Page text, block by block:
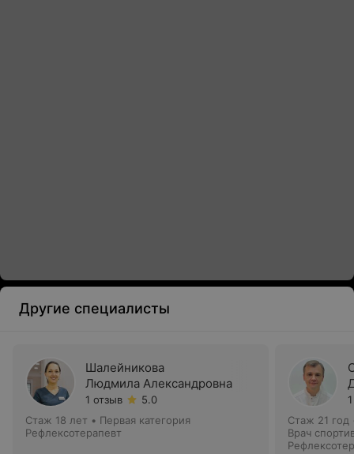
Другие специалисты
Шалейникова
Людмила Александровна
1 отзыв
5.0
Стаж 18 лет • Первая категория
Рефлексотерапевт
Стаж 21 год
Врач